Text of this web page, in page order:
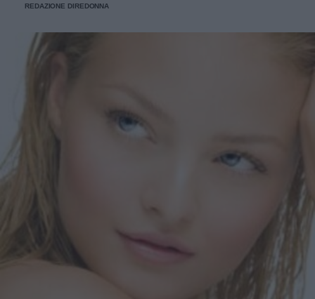
REDAZIONE DIREDONNA